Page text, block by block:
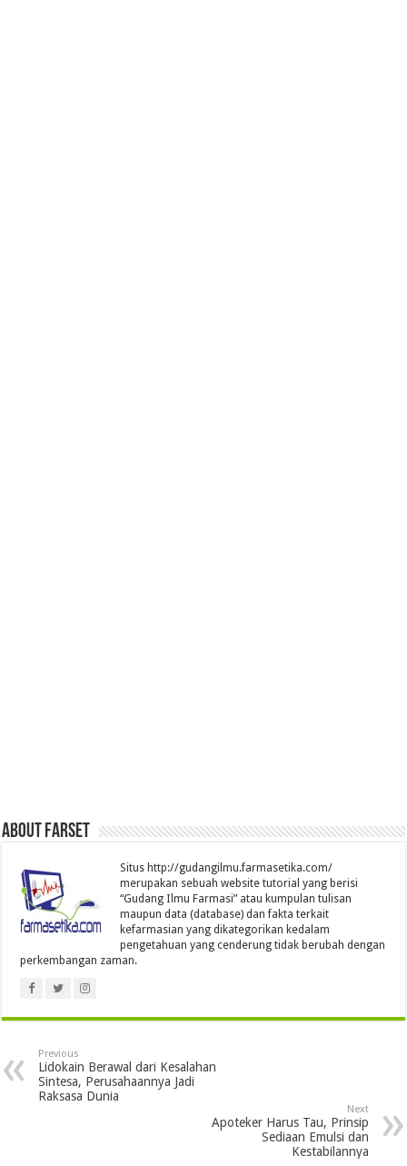
About farset
Situs http://gudangilmu.farmasetika.com/
merupakan sebuah website tutorial yang berisi
“Gudang Ilmu Farmasi” atau kumpulan tulisan
maupun data (database) dan fakta terkait
kefarmasian yang dikategorikan kedalam
pengetahuan yang cenderung tidak berubah dengan
perkembangan zaman.
Previous
Lidokain Berawal dari Kesalahan
Sintesa, Perusahaannya Jadi
Raksasa Dunia
Next
Apoteker Harus Tau, Prinsip
Sediaan Emulsi dan
Kestabilannya